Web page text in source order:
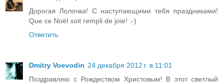
Дорогая Лолочка! С наступающими тебя праздниками!
Que ce Noël soit rempli de joie! :-)
Ответить
Dmitry Voevodin 24 декабря 2012 г. в 11:01
Поздравляю с Рождеством Христовым! В этот светлый